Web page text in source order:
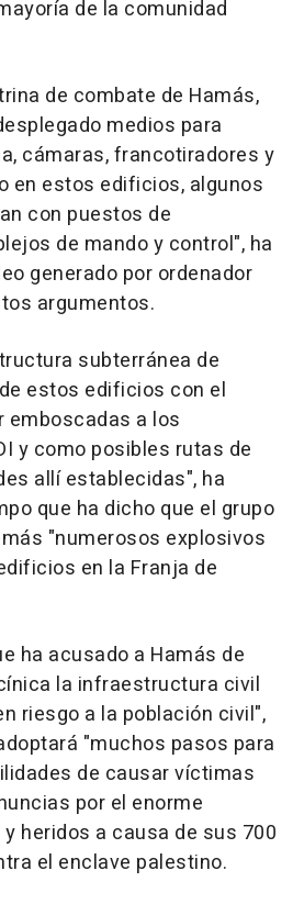
de la comunidad
de combate de Hamás,
medios para
cámaras, francotiradores y
en estos edificios, algunos
con puestos de
de mando y control", ha
generado por ordenador
argumentos.
subterránea de
estos edificios con el
emboscadas a los
y como posibles rutas de
allí establecidas", ha
que ha dicho que el grupo
"numerosos explosivos
en la Franja de
ha acusado a Hamás de
la infraestructura civil
riesgo a la población civil",
"muchos pasos para
de causar víctimas
por el enorme
heridos a causa de sus 700
el enclave palestino.